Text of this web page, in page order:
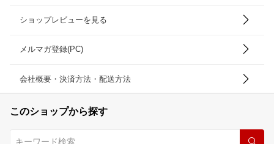
ショップレビューを見る
メルマガ登録(PC)
会社概要・決済方法・配送方法
このショップから探す